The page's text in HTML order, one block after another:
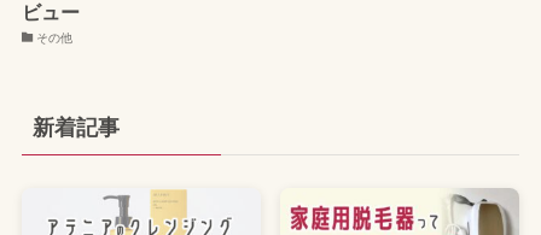
ビュー
その他
新着記事